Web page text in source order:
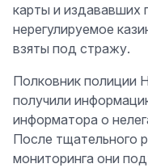
карты и издававших
нерегулируемое
взяты под стражу.
Полковник полиции
получили
информатора о
После тщательного
мониторинга они